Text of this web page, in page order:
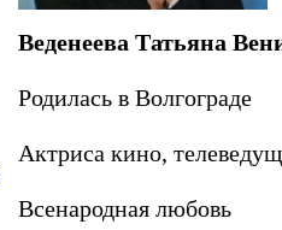
Веденеева Татьяна
Родилась в Волгограде
Актриса кино,
Всенародная любовь